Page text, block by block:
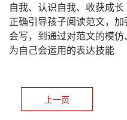
自我、认识自我、收获成长
正确引导孩子阅读范文，
会写，到通过对范文的模
为自己会运用的表达技能
上一页